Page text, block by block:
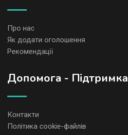
Про нас
Як додати оголошення
Рекомендації
Допомога - Підтримка
Контакти
Політика cookie-файлів